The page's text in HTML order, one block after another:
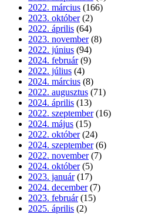
2022. március (166)
2023. október (2)
2022. április (64)
2023. november (8)
2022. június (94)
2024. február (9)
2022. július (4)
2024. március (8)
2022. augusztus (71)
2024. április (13)
2022. szeptember (16)
2024. május (15)
2022. október (24)
2024. szeptember (6)
2022. november (7)
2024. október (5)
2023. január (17)
2024. december (7)
2023. február (15)
2025. április (2)